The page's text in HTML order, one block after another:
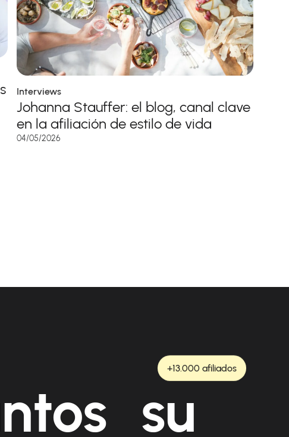
Interviews
Johanna Stauffer: el blog, canal clave
en la afiliación de estilo de vida
04/05/2026
su
+13.000 afiliados